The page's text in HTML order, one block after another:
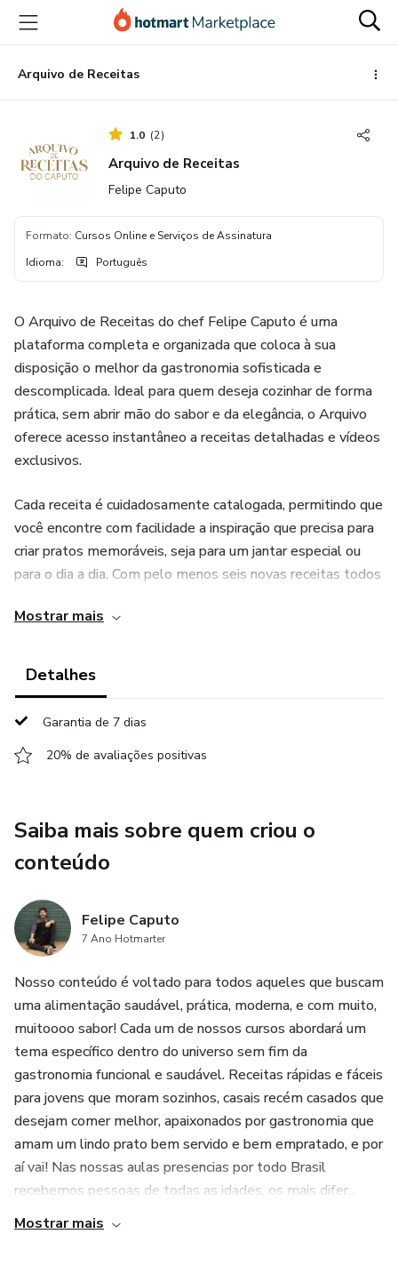
para
conteúdo
principal
para
pagamento
para
rodapé
Arquivo de Receitas
1.0 (2)
Arquivo de Receitas
Felipe Caputo
Formato: Cursos Online e Serviços de Assinatura
Idioma: Português
O Arquivo de Receitas do chef Felipe Caputo é uma
plataforma completa e organizada que coloca à sua
disposição o melhor da gastronomia sofisticada e
descomplicada. Ideal para quem deseja cozinhar de forma
prática, sem abrir mão do sabor e da elegância, o Arquivo
oferece acesso instantâneo a receitas detalhadas e vídeos
exclusivos.
Cada receita é cuidadosamente catalogada, permitindo que
você encontre com facilidade a inspiração que precisa para
criar pratos memoráveis, seja para um jantar especial ou
para o dia a dia. Com pelo menos seis novas receitas todos
sempre atualizado e variado, trazendo desde pratos
guia para quem quer surpreender na cozinha, com o chef
pronta para transformar qualquer ocasião em um evento
gastronômico especial.
Mostrar mais
Detalhes
Garantia de 7 dias
20% de avaliações positivas
Saiba mais sobre quem criou o
conteúdo
Felipe Caputo
7 Ano Hotmarter
Nosso conteúdo é voltado para todos aqueles que buscam
uma alimentação saudável, prática, moderna, e com muito,
muitoooo sabor! Cada um de nossos cursos abordará um
tema específico dentro do universo sem fim da
gastronomia funcional e saudável. Receitas rápidas e fáceis
para jovens que moram sozinhos, casais recém casados que
desejam comer melhor, apaixonados por gastronomia que
amam um lindo prato bem servido e bem empratado, e por
aí vai! Nas nossas aulas presencias por todo Brasil
recebemos pessoas de todas as idades, os mais difer...
Mostrar mais